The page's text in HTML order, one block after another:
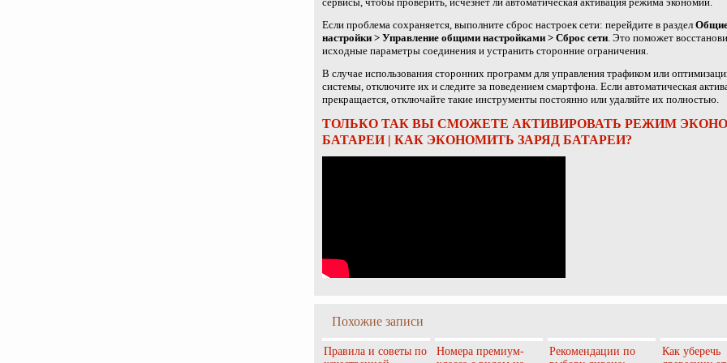
Если проблема сохраняется, выполните сброс настроек сети: перейдите в раздел
настройки > Управление общими настройками > Сброс сети. Это поможет
исходные параметры соединения и устранить сторонние ограничения.
В случае использования сторонних программ для управления трафиком или
системы, отключите их и следите за поведением смартфона. Если автоматическая
прекращается, отключайте такие инструменты постоянно или удаляйте их полностью.
ТОЛЬКО ТАК ВЫ СМОЖЕТЕ АКТИВИРОВАТЬ РЕЖИМ
БАТАРЕИ | КАК ЭКОНОМИТЬ ЗАРЯД БАТАРЕИ?
Похожие записи
Правила и советы по
Номера премиум-
Рекомендации по
Как уберечь